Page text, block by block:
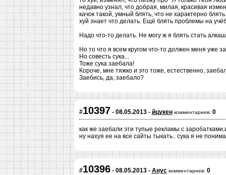
недавно узнал, что добрая, милая, красивая
качок такой, умный блять, что не характерно
хуй знает что делать. Ещё блять проблемы на
Надо что-то делать. Не могу ж я блять стать
Но то что я всем кругом что-то должен меня уже
Но совесть сука...
Тоже сука заебала!
Короче, мне тяжко и это тоже, естественно,
Заебись, да, заебало?
#10397 - 08.05.2013 - йцукен комментариев: 0
как же заебали эти тупые рекламы с
ну нахуя ее на все сайты тыкать.. сука я не
#10396- 08.05.2013 - Анус комментариев: 0